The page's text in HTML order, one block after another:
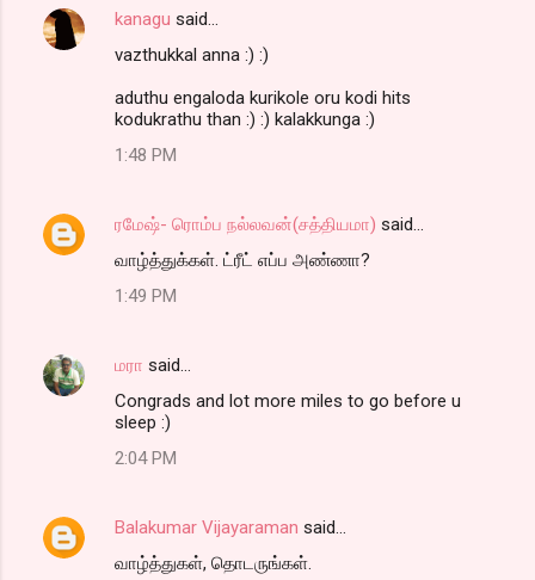
kanagu said…
vazthukkal anna :) :)
aduthu engaloda kurikole oru kodi hits
kodukrathu than :) :) kalakkunga :)
1:48 PM
ரமேஷ்- ரொம்ப நல்லவன்(சத்தியமா) said…
வாழ்த்துக்கள். ட்ரீட் எப்ப அண்ணா?
1:49 PM
மரா said…
Congrads and lot more miles to go before u
sleep :)
2:04 PM
Balakumar Vijayaraman said…
வாழ்த்துகள், தொடருங்கள்.